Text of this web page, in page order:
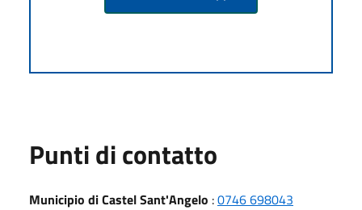
Punti di contatto
Municipio di Castel Sant'Angelo :0746 698043